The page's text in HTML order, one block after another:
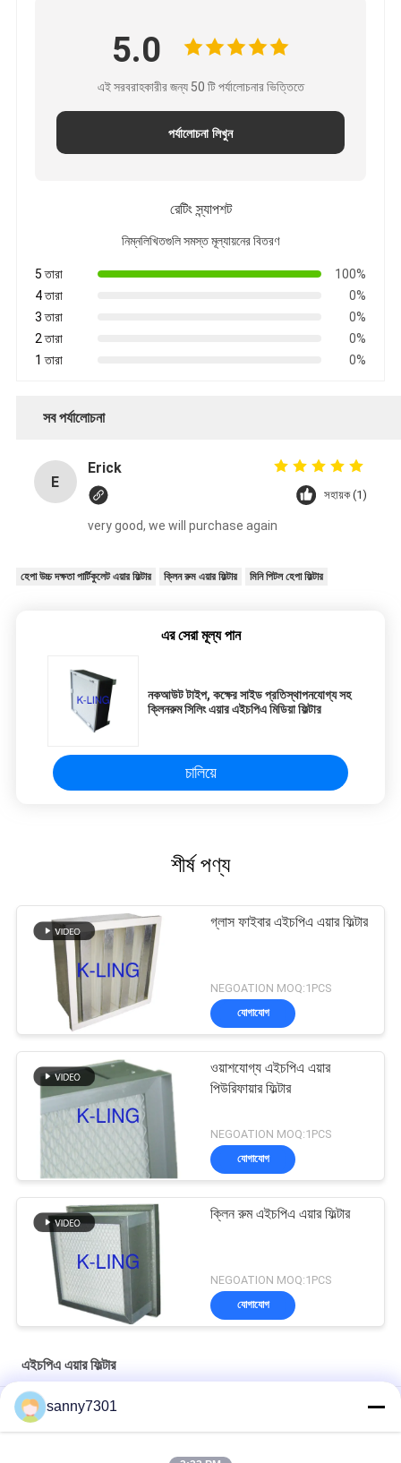
5.0
এই সরবরাহকারীর জন্য 50 টি পর্যালোচনার ভিত্তিতে
পর্যালোচনা লিখুন
রেটিং স্ন্যাপশট
নিম্নলিখিতগুলি সমস্ত মূল্যায়নের বিতরণ
5 তারা
100%
4 তারা
0%
3 তারা
0%
2 তারা
0%
1 তারা
0%
সব পর্যালোচনা
E
Erick
সহায়ক (1)
very good, we will purchase again
হেপা উচ্চ দক্ষতা পার্টিকুলেট এয়ার ফিল্টার ক্লিন রুম এয়ার ফিল্টার মিনি পিটল হেপা ফিল্টার
এর সেরা মূল্য পান
নকআউট টাইপ, কক্ষের সাইড প্রতিস্থাপনযোগ্য সহ
ক্লিনরুম সিলিং এয়ার এইচপিএ মিডিয়া ফিল্টার
চালিয়ে
শীর্ষ পণ্য
গ্লাস ফাইবার এইচপিএ এয়ার ফিল্টার
NEGOATION MOQ:1PCS
যোগাযোগ
ওয়াশযোগ্য এইচপিএ এয়ার
পিউরিফায়ার ফিল্টার
NEGOATION MOQ:1PCS
যোগাযোগ
ক্লিন রুম এইচপিএ এয়ার ফিল্টার
NEGOATION MOQ:1PCS
যোগাযোগ
এইচপিএ এয়ার ফিল্টার
বড় এয়ার ভলিউম ইনস্টল করা সহজ সহ উচ্চ দক্ষতা এইচপিএ ক্লিন রুম এয়ার ফিল্টার
sanny7301